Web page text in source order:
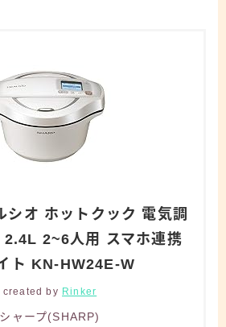
シオ ホットクック 電気調
2.4L 2~6人用 スマホ連携
ト KN-HW24E-W
created by Rinker
シャープ(SHARP)